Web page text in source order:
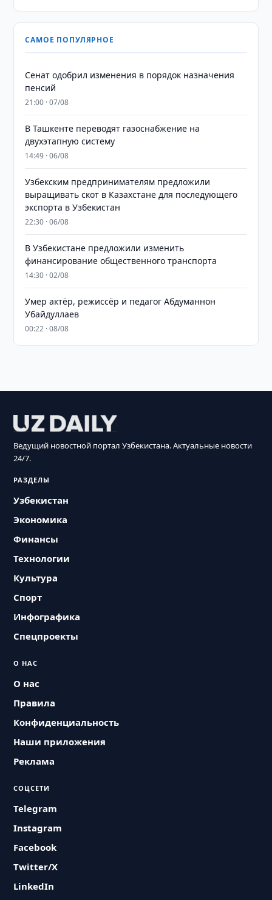
САМОЕ ПОПУЛЯРНОЕ
Сенат одобрил изменения в порядок назначения
пенсий
21:00 · 07/08
В Ташкенте переводят газоснабжение на
двухэтапную систему
14:49 · 06/08
Узбекским предпринимателям предложили
выращивать скот в Казахстане для последующего
экспорта в Узбекистан
22:30 · 06/08
В Узбекистане предложили изменить
финансирование общественного транспорта
14:30 · 02/08
Умер актёр, режиссёр и педагог Абдуманнон
Убайдуллаев
00:22 · 08/08
Ведущий новостной портал Узбекистана. Актуальные новости
24/7.
РАЗДЕЛЫ
Узбекистан
Экономика
Финансы
Технологии
Культура
Спорт
Инфографика
Спецпроекты
О НАС
О нас
Правила
Конфиденциальность
Наши приложения
Реклама
СОЦСЕТИ
Telegram
Instagram
Facebook
Twitter/X
LinkedIn